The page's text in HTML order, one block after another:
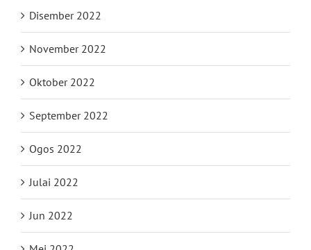
Disember 2022
November 2022
Oktober 2022
September 2022
Ogos 2022
Julai 2022
Jun 2022